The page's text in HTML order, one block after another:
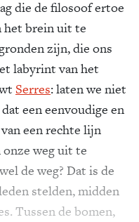
die de filosoof ertoe
het brein uit te
zijn, die ons
labyrint van het
Serres: laten we niet
dat een eenvoudige en
een rechte lijn
weg uit te
de weg? Dat is de
stelden, midden
Tussen de bomen,